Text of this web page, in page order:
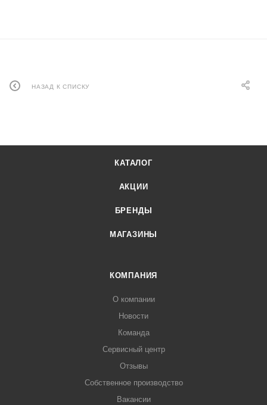
НАЗАД К СПИСКУ
КАТАЛОГ
АКЦИИ
БРЕНДЫ
МАГАЗИНЫ
КОМПАНИЯ
О компании
Новости
Команда
Сервисный центр
Отзывы
Собственное производство
Вакансии